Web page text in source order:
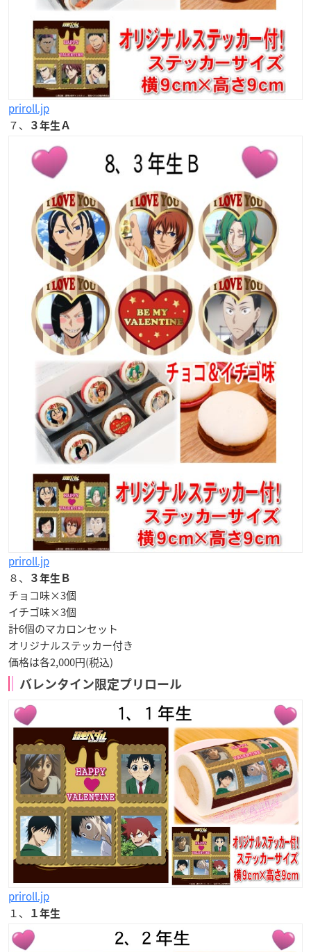
priroll.jp
７、
３年生Ａ
priroll.jp
８、
３年生Ｂ
チョコ味×3個
イチゴ味×3個
計6個のマカロンセット
オリジナルステッカー付き
価格は各2,000円(税込)
バレンタイン限定プリロール
priroll.jp
１、
１年生